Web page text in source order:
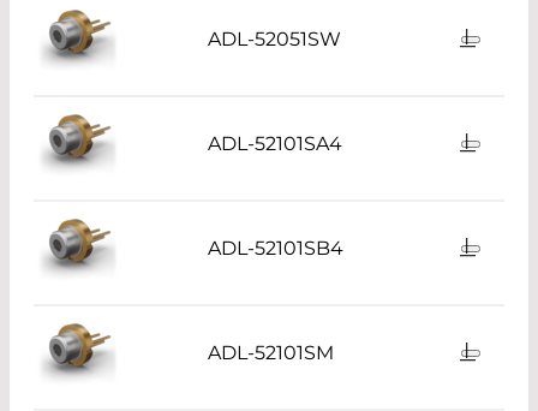
ADL-52051SW
ADL-52101SA4
ADL-52101SB4
ADL-52101SM